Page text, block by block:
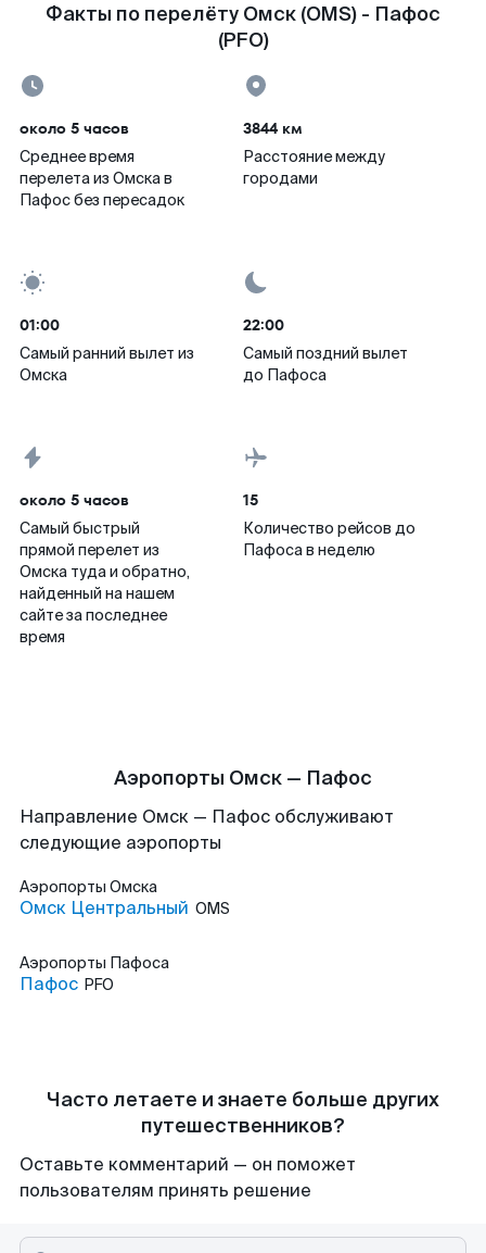
Факты по перелёту Омск (OMS) - Пафос
(PFO)
около 5 часов
Среднее время
перелета из Омска в
Пафос без пересадок
3844 км
Расстояние между
городами
01:00
Самый ранний вылет из
Омска
22:00
Самый поздний вылет
до Пафоса
около 5 часов
Самый быстрый
прямой перелет из
Омска туда и обратно,
найденный на нашем
сайте за последнее
время
15
Количество рейсов до
Пафоса в неделю
Аэропорты Омск — Пафос
Направление Омск — Пафос обслуживают
следующие аэропорты
Аэропорты Омска
Омск Центральный OMS
Аэропорты Пафоса
Пафос PFO
Часто летаете и знаете больше других
путешественников?
Оставьте комментарий — он поможет
пользователям принять решение